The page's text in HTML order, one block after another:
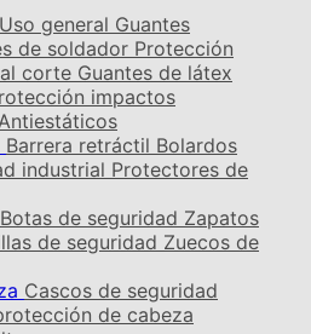
Uso general Guantes
de soldador Protección
corte Guantes de látex
impactos
Barrera retráctil Bolardos
industrial Protectores de
Botas de seguridad Zapatos
de seguridad Zuecos de
Cascos de seguridad
de cabeza